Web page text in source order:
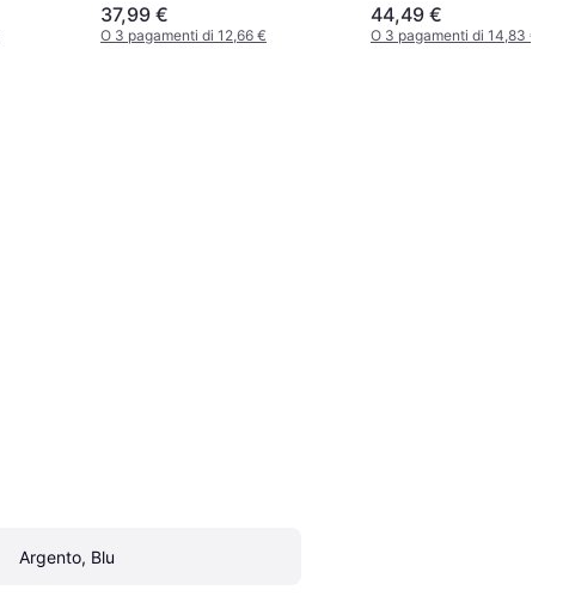
37,99 €
O 3 pagamenti di 12,66 €
44,49 €
O 3 pagamenti di 14,83 €
Argento, Blu